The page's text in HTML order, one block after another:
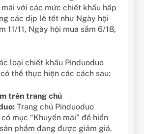
mãi với các mức chiết khấu hấp
các dịp lễ tết như Ngày hội
11/11, Ngày hội mua sắm 6/18,
loại chiết khấu Pinduoduo
thể thực hiện các cách sau:
trên trang chủ
Trang chủ Pinduoduo
mục “Khuyến mãi” để hiển
phẩm đang được giảm giá.